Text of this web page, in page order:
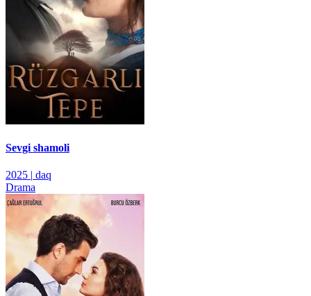
Sevgi shamoli
2025 | daq
Drama